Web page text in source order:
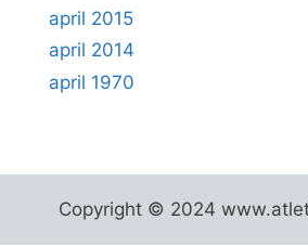
april 2015
april 2014
april 1970
Copyright © 2024